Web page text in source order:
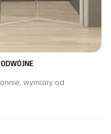
wymiary od